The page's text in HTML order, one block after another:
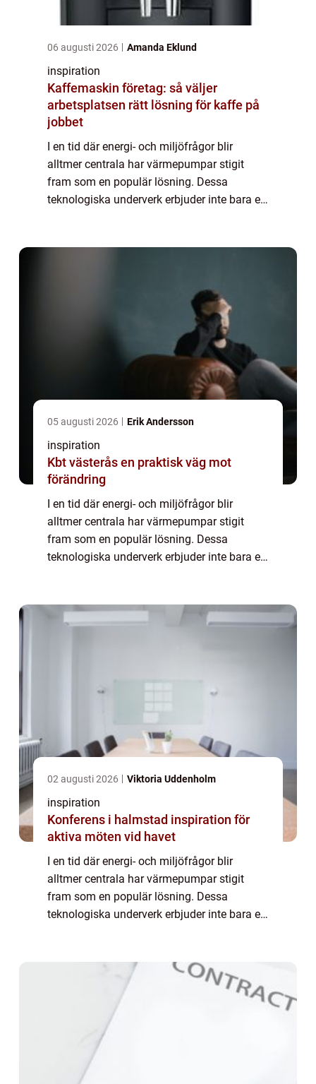
06 augusti 2026 Amanda Eklund
inspiration
Kaffemaskin företag: så väljer
arbetsplatsen rätt lösning för kaffe på
jobbet
I en tid där energi- och miljöfrågor blir
alltmer centrala har värmepumpar stigit
fram som en populär lösning. Dessa
teknologiska underverk erbjuder inte bara ett
05 augusti 2026 Erik Andersson
inspiration
Kbt västerås en praktisk väg mot
förändring
I en tid där energi- och miljöfrågor blir
alltmer centrala har värmepumpar stigit
fram som en populär lösning. Dessa
teknologiska underverk erbjuder inte bara ett
02 augusti 2026 Viktoria Uddenholm
inspiration
Konferens i halmstad inspiration för
aktiva möten vid havet
I en tid där energi- och miljöfrågor blir
alltmer centrala har värmepumpar stigit
fram som en populär lösning. Dessa
teknologiska underverk erbjuder inte bara ett